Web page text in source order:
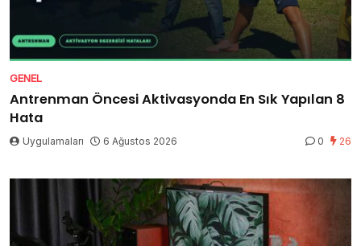
GENEL
Antrenman Öncesi Aktivasyonda En Sık Yapılan 8
Hata
Uygulamaları 6 Ağustos 2026 0 26